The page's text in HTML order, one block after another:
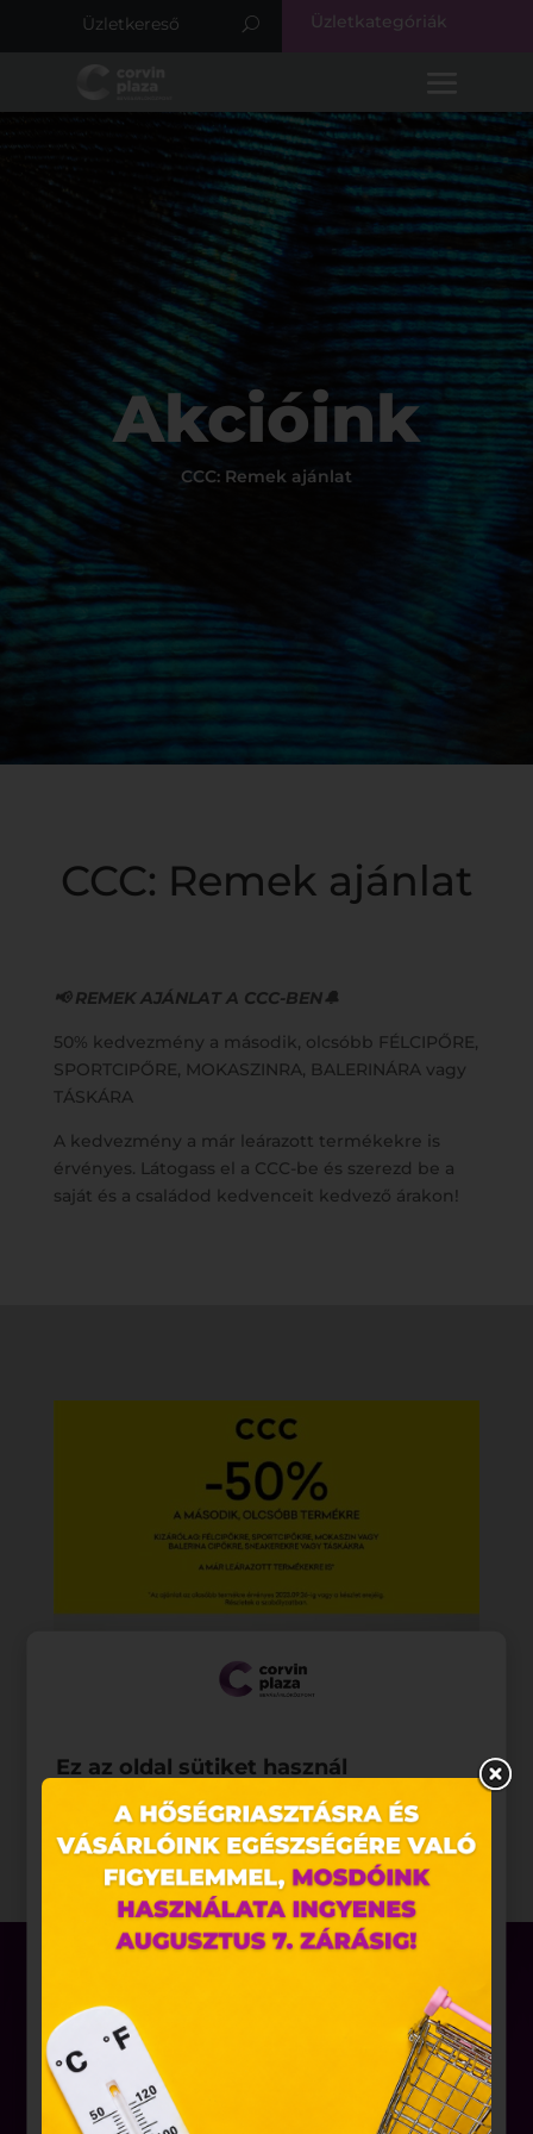
Üzletkategóriák
Akcióink
CCC: Remek ajánlat
CCC: Remek ajánlat
📢 REMEK AJÁNLAT A CCC-BEN🔔
50% kedvezmény a második, olcsóbb FÉLCIPŐRE,
SPORTCIPŐRE, MOKASZINRA, BALERINÁRA vagy
TÁSKÁRA
A kedvezmény a már leárazott termékekre is
érvényes. Látogass el a CCC-be és szerezd be a
saját és a családod kedvenceit kedvező árakon!
Ez az oldal sütiket használ
Weboldalunkon „cookie"-kat (továbbiakban „süti")
alkalmazunk. Ezek olyan fájlok, melyek információt
tárolnak webes böngészőjében. Ehhez az Ön
hozzájárulása szükséges.
A „sütiket" az elektronikus hírközlésről szóló 2003.
összefüggő szolgáltatások egyes kérdéseiről szóló
2001. évi CVIII. törvény, valamint az Európai Unió
előírásainak megfelelően használjuk. Azon
weblapoknak, melyek az Európai Unió országain
belül működnek, a „sütik" használatához, és
ezeknek a felhasználó számítógépén vagy egyéb